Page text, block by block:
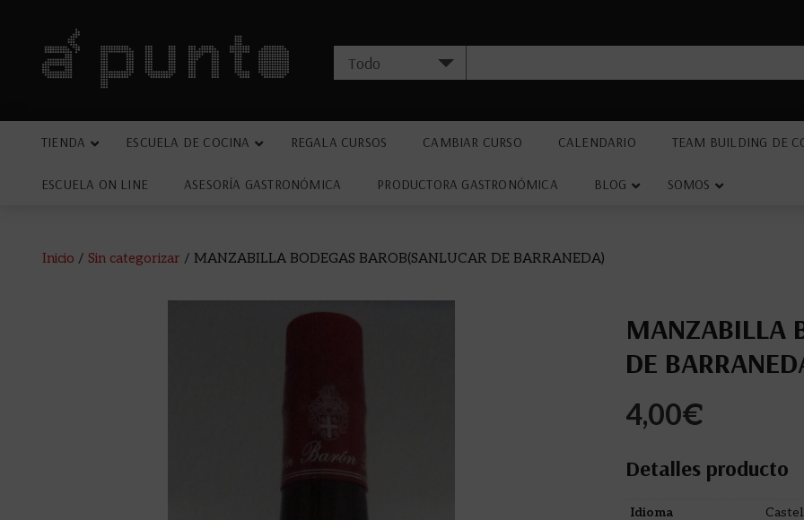
TIENDA ESCUELA DE COCINA REGALA CURSOS CAMBIAR CURSO CALENDARIO TEAM BUILDING DE
ESCUELA ON LINE ASESORÍA GASTRONÓMICA PRODUCTORA GASTRONÓMICA BLOG SOMOS
Inicio / Sin categorizar / MANZABILLA BODEGAS BAROB(SANLUCAR DE BARRANEDA)
MANZABILLA
DE
4,00€
Detalles producto
Idioma